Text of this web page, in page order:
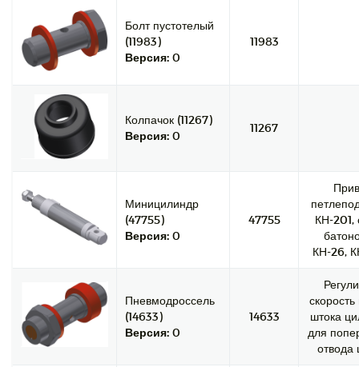
Болт пустотелый
(11983)
Версия: 0
11983
Колпачок (11267)
Версия: 0
11267
Миницилиндр
(47755)
Версия: 0
47755
КН-201,
КН-26,
Пневмодроссель
(14633)
Версия: 0
14633
штока
для
отвода